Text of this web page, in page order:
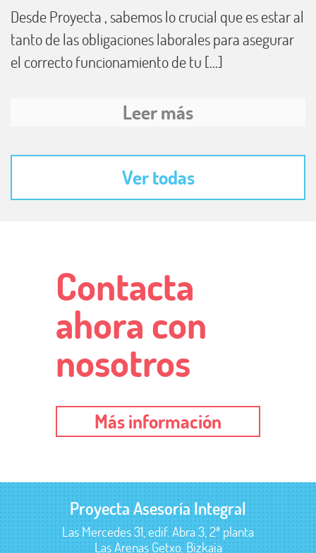
Desde Proyecta , sabemos lo crucial que es estar al
tanto de las obligaciones laborales para asegurar
el correcto funcionamiento de tu [...]
Leer más
Ver todas
Contacta
ahora con
nosotros
Más información
Proyecta Asesoría Integral
Las Mercedes 31, edif. Abra 3, 2ª planta
Las Arenas Getxo. Bizkaia